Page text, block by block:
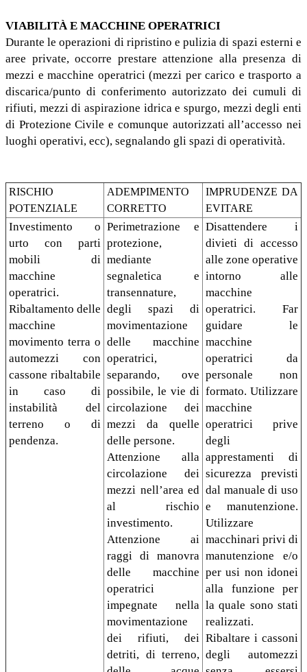
VIABILITÀ E MACCHINE OPERATRICI
Durante le operazioni di ripristino e pulizia di spazi esterni e
aree private, occorre prestare attenzione alla presenza di
mezzi e macchine operatrici (mezzi per carico e trasporto a
discarica/punto di conferimento autorizzato dei cumuli di
rifiuti, mezzi di aspirazione idrica e spurgo, mezzi degli enti
di Protezione Civile e comunque autorizzati all’accesso nei
luoghi operativi, ecc), segnalando gli spazi di operatività.
RISCHIO
POTENZIALE
ADEMPIMENTO
CORRETTO
IMPRUDENZE DA
EVITARE
Investimento o
urto con parti
mobili di
macchine
operatrici.
Ribaltamento delle
macchine
movimento terra o
automezzi con
cassone ribaltabile
in caso di
instabilità del
terreno o di
pendenza.
Perimetrazione e
protezione,
mediante
segnaletica e
transennature,
degli spazi di
movimentazione
delle macchine
operatrici,
separando, ove
possibile, le vie di
circolazione dei
mezzi da quelle
delle persone.
Attenzione alla
circolazione dei
mezzi nell’area ed
al rischio
investimento.
Attenzione ai
raggi di manovra
delle macchine
operatrici
impegnate nella
movimentazione
dei rifiuti, dei
detriti, di terreno,
Disattendere i
divieti di accesso
alle zone operative
intorno alle
macchine
operatrici. Far
guidare le
macchine
operatrici da
personale non
formato. Utilizzare
macchine
operatrici prive
degli
apprestamenti di
sicurezza previsti
dal manuale di uso
e manutenzione.
Utilizzare
macchinari privi di
manutenzione e/o
per usi non idonei
alla funzione per
la quale sono stati
realizzati.
Ribaltare i cassoni
degli automezzi